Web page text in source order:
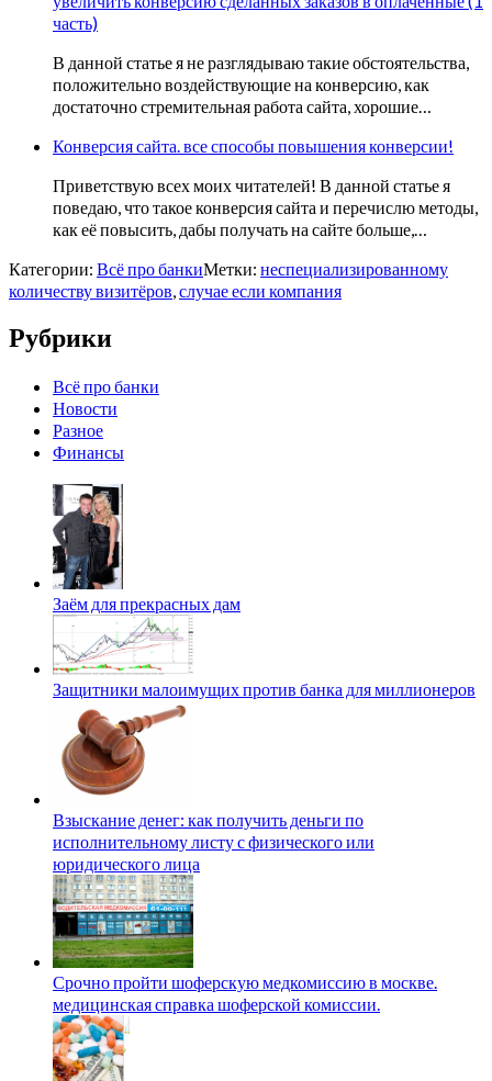
часть)
В данной статье я не разглядываю такие обстоятельства,
положительно воздействующие на конверсию, как
достаточно стремительная работа сайта, хорошие…
Конверсия сайта. все способы повышения конверсии!
Приветствую всех моих читателей! В данной статье я
поведаю, что такое конверсия сайта и перечислю методы,
как её повысить, дабы получать на сайте больше,…
Категории: Всё про банкиМетки: неспециализированному
количеству визитёров случае если компания
Рубрики
Всё про банки
Новости
Разное
Финансы
Заём для прекрасных дам
Защитники малоимущих против банка для миллионеров
Взыскание денег: как получить деньги по
исполнительному листу с физического или
юридического лица
Срочно пройти шоферскую медкомиссию в москве.
медицинская справка шоферской комиссии.